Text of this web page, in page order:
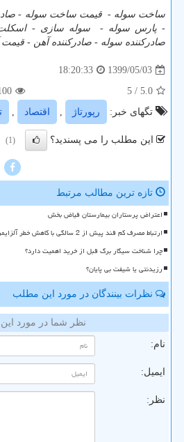
ساخت سوله -قیمت ساخت سوله -
-پارس سوله -سوله سازی -
صادرکننده سوله - صادرکننده آهن - قیمت
1399/05/03
18:20:33
5.0
/ 5
تگهای خبر:
رپورتاژ , اقتصاد ,
این مطلب را می پسندید؟ (1)
تازه ترین مطالب مرتبط
اعتراض پرستاران بیمارستان فیاض بخش
ارتباط مصرف کم قند پیش از 2 سالگی با کاهش خطر آلزایمر
چرا شناخت سیگار برگ قبل از خرید اهمیت دارد؟
رزیدنتی یا شیفت بی پایان؟
نظرات بینندگان در مورد این مطلب
نظر شما در مورد
نام:
ایمیل:
نظر: